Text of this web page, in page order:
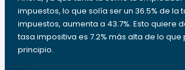
impuestos, lo que solía ser un 36.5% de la
impuestos, aumenta a 43.7%. Esto quiere
tasa impositiva es 7.2% más alta de lo
principio.